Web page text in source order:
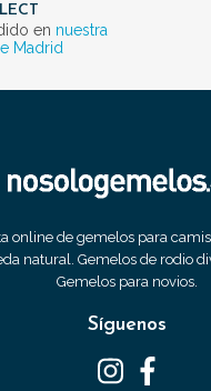
en nuestra
Madrid
online de gemelos para
natural. Gemelos de rodio
Gemelos para novios.
Síguenos